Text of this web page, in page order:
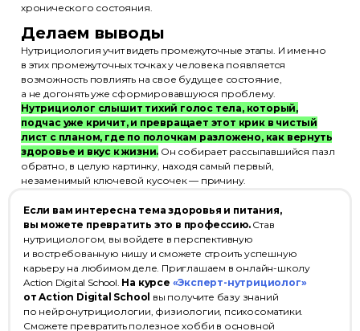
хронического состояния.
Делаем выводы
Нутрициология учит видеть промежуточные этапы. И именно
в этих промежуточных точках у человека появляется
возможность повлиять на свое будущее состояние,
а не догонять уже сформировавшуюся проблему.
Нутрициолог слышит тихий голос тела, который,
подчас уже кричит, и превращает этот крик в чистый
лист с планом, где по полочкам разложено, как вернуть
здоровье и вкус к жизни. Он собирает рассыпавшийся пазл
обратно, в целую картинку, находя самый первый,
незаменимый ключевой кусочек — причину.
Если вам интересна тема здоровья и питания,
вы можете превратить это в профессию.Став
нутрициологом, вы войдете в перспективную
и востребованную нишу и сможете строить успешную
карьеру на любимом деле. Приглашаем в онлайн-школу
Action Digital School. На курсе «Эксперт-нутрициолог»
от Action Digital School вы получите базу знаний
по нейронутрициологии, физиологии, психосоматики.
Сможете превратить полезное хобби в основной